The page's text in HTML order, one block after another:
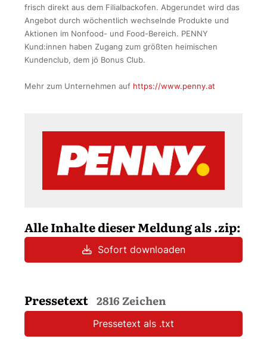
frisch direkt aus dem Filialbackofen. Abgerundet wird das
Angebot durch wöchentlich wechselnde Produkte und
Aktionen im Nonfood- und Food-Bereich. PENNY
Kund:innen haben Zugang zum größten heimischen
Kundenclub, dem jö Bonus Club.
Mehr zum Unternehmen auf https://www.penny.at
Alle Inhalte dieser Meldung als .zip:
Sofort downloaden
Pressetext 2816 Zeichen
Pressetext als .txt